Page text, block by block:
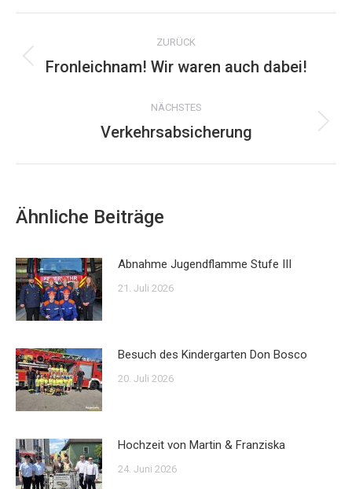
WhatsApp
Kommentarnavigation
ZURÜCK
Vorheriger
Fronleichnam! Wir waren auch dabei!
NÄCHSTES
Nächster
Verkehrsabsicherung
Ähnliche Beiträge
Abnahme Jugendflamme Stufe III
21. Juli 2026
Besuch des Kindergarten Don Bosco
20. Juli 2026
Hochzeit von Martin & Franziska
24. Juni 2026